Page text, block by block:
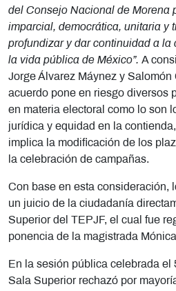
del Consejo Nacional de Morena
imparcial, democrática, unitaria y
profundizar y dar continuidad a la
la vida pública de México”. A
Jorge Álvarez Máynez y Salomón
acuerdo pone en riesgo diversos
en materia electoral como lo son
jurídica y equidad en la
implica la modificación de los
la celebración de campañas.
Con base en esta consideración,
un juicio de la ciudadanía
Superior del TEPJF, el cual fue
ponencia de la magistrada
En la sesión pública celebrada el
Sala Superior rechazó por